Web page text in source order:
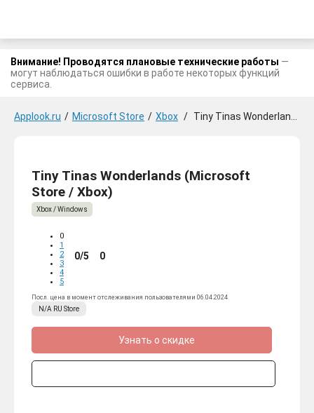
Внимание! Проводятся плановые технические работы —
могут наблюдаться ошибки в работе некоторых функций
сервиса.
Applook.ru / Microsoft Store / Xbox / Tiny Tinas Wonderlands
Tiny Tinas Wonderlands (Microsoft
Store / Xbox)
Xbox / Windows
0
1
2
3
4
5
0/5 0
Посл. цена в момент отслеживания пользователями 06.04.2024
N/A RU Store
Узнать о скидке